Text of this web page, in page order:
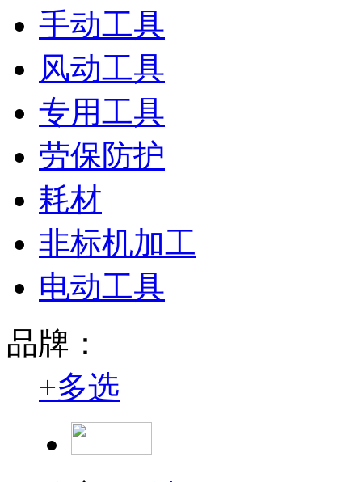
手动工具
风动工具
专用工具
劳保防护
耗材
非标机加工
电动工具
品牌：
+多选